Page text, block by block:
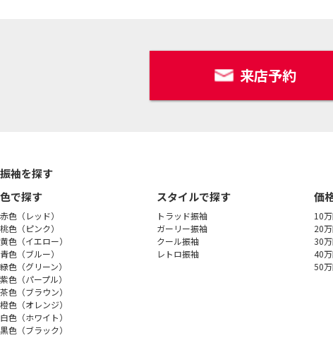
来店予約
振袖を探す
色で探す
赤色（レッド）
桃色（ピンク）
黄色（イエロー）
青色（ブルー）
緑色（グリーン）
紫色（パープル）
茶色（ブラウン）
橙色（オレンジ）
白色（ホワイト）
黒色（ブラック）
スタイルで探す
トラッド振袖
ガーリー振袖
クール振袖
レトロ振袖
価
10
20
30
40
50